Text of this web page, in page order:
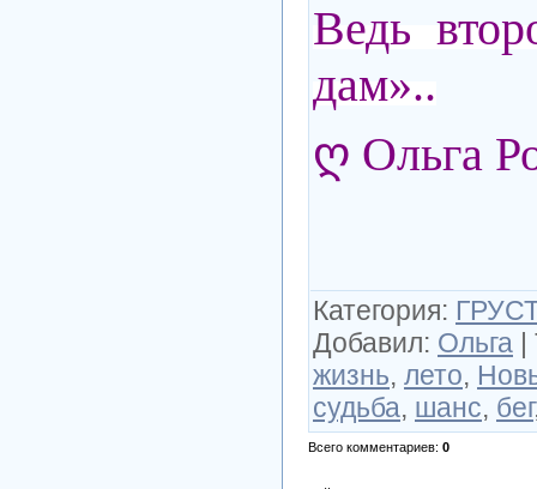
Ведь
дам»..
ღ Ольга
Категория:
Добавил: Ольга |
жизнь, лето,
судьба, шанс, бег
Всего комментариев: 0